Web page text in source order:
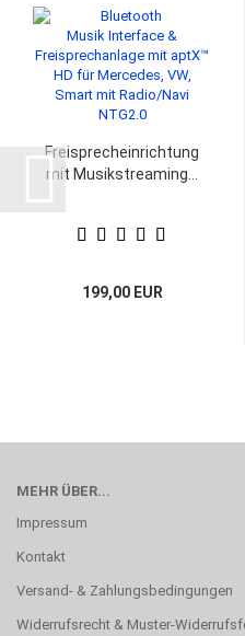
Freisprecheinrichtung
mit Musikstreaming...
199,00 EUR
MEHR ÜBER...
Impressum
Kontakt
Versand- & Zahlungsbedingungen
Widerrufsrecht & Muster-